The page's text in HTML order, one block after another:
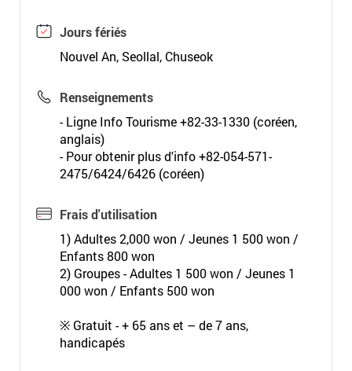
Jours fériés
Nouvel An, Seollal, Chuseok
Renseignements
- Ligne Info Tourisme +82-33-1330 (coréen,
anglais)
- Pour obtenir plus d'info +82-054-571-
2475/6424/6426 (coréen)
Frais d'utilisation
1) Adultes 2,000 won / Jeunes 1 500 won /
Enfants 800 won
2) Groupes - Adultes 1 500 won / Jeunes 1
000 won / Enfants 500 won
※ Gratuit - + 65 ans et – de 7 ans,
handicapés